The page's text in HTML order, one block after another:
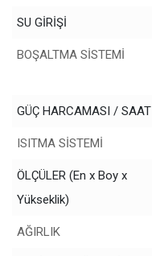
SU GİRİŞİ
BOŞALTMA SİSTEMİ
GÜÇ HARCAMASI / SAAT
ISITMA SİSTEMİ
ÖLÇÜLER (En x Boy x
Yükseklik)
AĞIRLIK